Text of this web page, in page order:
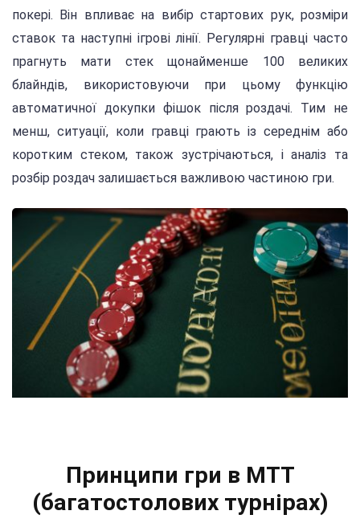
покері. Він впливає на вибір стартових рук, розміри
ставок та наступні ігрові лінії. Регулярні гравці часто
прагнуть мати стек щонайменше 100 великих
блайндів, використовуючи при цьому функцію
автоматичної докупки фішок після роздачі. Тим не
менш, ситуації, коли гравці грають із середнім або
коротким стеком, також зустрічаються, і аналіз та
розбір роздач залишається важливою частиною гри.
Принципи гри в МТТ
(багатостолових турнірах)